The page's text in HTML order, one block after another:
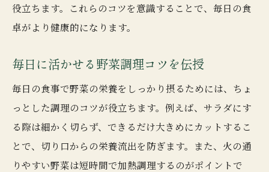
役立ちます。これらのコツを意識することで、毎日の食
卓がより健康的になります。
毎日に活かせる野菜調理コツを伝授
毎日の食事で野菜の栄養をしっかり摂るためには、ちょ
っとした調理のコツが役立ちます。例えば、サラダにす
る際は細かく切らず、できるだけ大きめにカットするこ
とで、切り口からの栄養流出を防ぎます。また、火の通
りやすい野菜は短時間で加熱調理するのがポイントで